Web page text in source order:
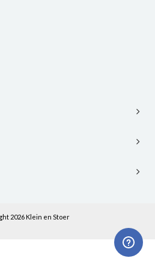
2026 Klein en Stoer